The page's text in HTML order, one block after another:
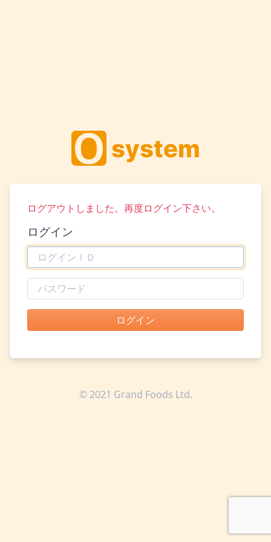
system
ログアウトしました。再度ログイン下さい。
ログイン
ログイン
© 2021 Grand Foods Ltd.